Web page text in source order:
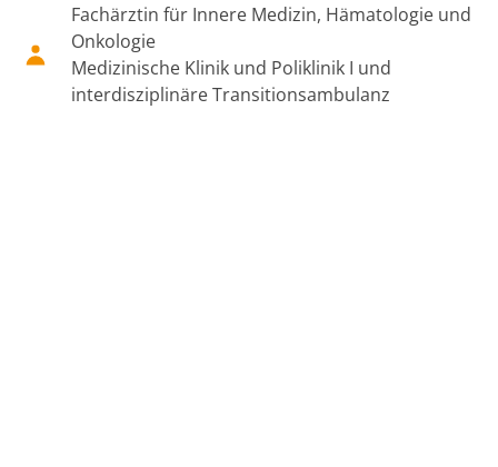
Fachärztin für Innere Medizin, Hämatologie und
Onkologie
Medizinische Klinik und Poliklinik I und
interdisziplinäre Transitionsambulanz